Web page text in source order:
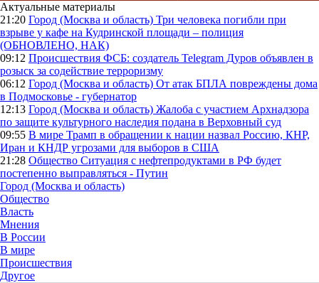
Актуальные материалы
21:20 Город (Москва и область) Три человека погибли при
взрыве у кафе на Кудринской площади – полиция
(ОБНОВЛЕНО, НАК)
09:12 Происшествия ФСБ: создатель Telegram Дуров объявлен в
розыск за содействие терроризму
06:12 Город (Москва и область) От атак БПЛА повреждены дома
в Подмосковье - губернатор
12:13 Город (Москва и область) Жалоба с участием Архнадзора
по защите культурного наследия подана в Верховный суд
09:55 В мире Трамп в обращении к нации назвал Россию, КНР,
Иран и КНДР угрозами для выборов в США
21:28 Общество Ситуация с нефтепродуктами в РФ будет
постепенно выправляться - Путин
Город (Москва и область)
Общество
Власть
Мнения
В России
В мире
Происшествия
Другое